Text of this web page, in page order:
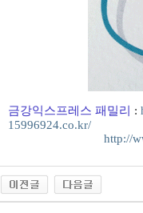
금강익스프레스 패밀리 :
15996924.co.kr/
http://